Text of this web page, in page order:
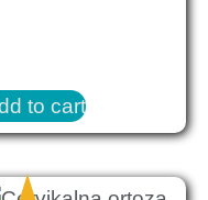
to cart